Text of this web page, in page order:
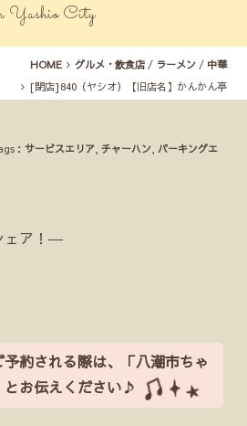
Yashio City
HOME グルメ・飲食店/ ラーメン/ 中華
[閉店]840（ヤシオ）【旧店名】かんかん亭
：サービスエリア ,チャーハン パーキングエ
ェア！―
予約される際は、「八潮市ちゃ
とお伝えください♪